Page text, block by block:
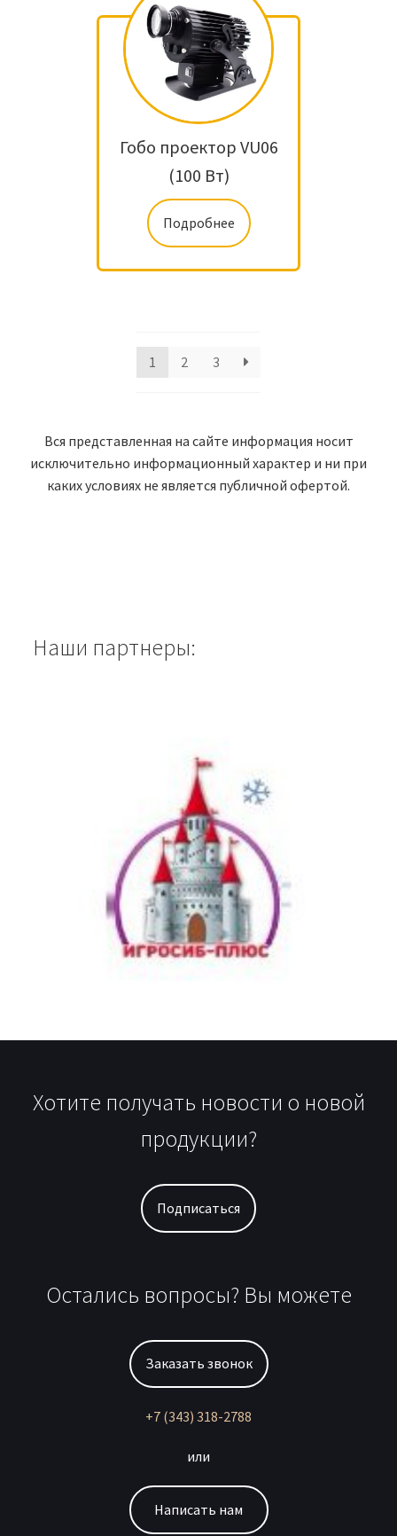
Гобо проектор VU06
(100 Вт)
Подробнее
1 2 3
Вся представленная на сайте информация носит
исключительно информационный характер и ни при
каких условиях не является публичной офертой.
Наши партнеры:
Хотите получать новости о новой
продукции?
Подписаться
Остались вопросы? Вы можете
Заказать звонок
+7 (343) 318-2788
или
Написать нам